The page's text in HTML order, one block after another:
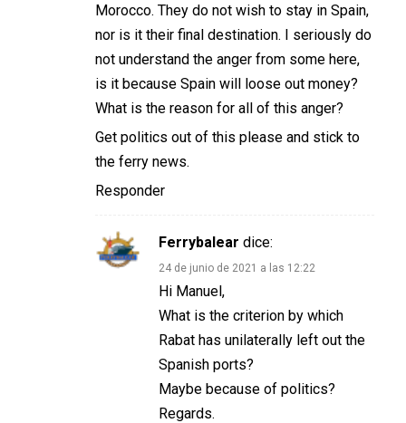
Morocco. They do not wish to stay in Spain,
nor is it their final destination. I seriously do
not understand the anger from some here,
is it because Spain will loose out money?
What is the reason for all of this anger?
Get politics out of this please and stick to
the ferry news.
Responder
Ferrybalear dice:
24 de junio de 2021 a las 12:22
Hi Manuel,
What is the criterion by which
Rabat has unilaterally left out the
Spanish ports?
Maybe because of politics?
Regards.